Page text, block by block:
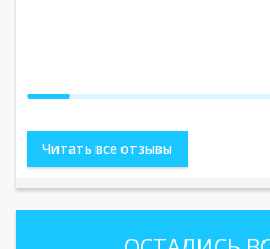
Читать все отзывы